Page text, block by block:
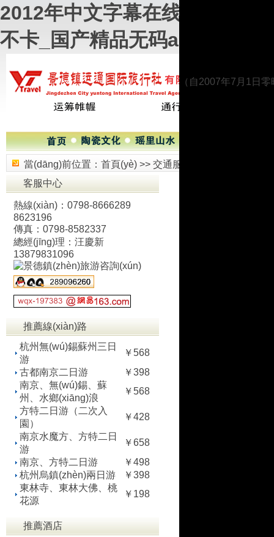
2012年中文字幕在线_99热国
不卡_国产精品无码a∨
當(dāng)前位置： 首頁(yè) >> 交通服務(wù)
客服中心
熱線(xiàn)：0798-8666289
8623196
傳真：0798-8582337
總經(jīng)理：汪慶新
13879831096
推薦線(xiàn)路
杭州無(wú)錫蘇州三日
游
￥568
古都南京二日游
￥398
南京、無(wú)錫、蘇
州、水鄉(xiāng)浪
￥568
方特二日游（二次入
園）
￥428
南京水魔方、方特二日
游
￥658
南京、方特二日游
￥498
杭州烏鎮(zhèn)兩日游
￥398
東林寺、東林大佛、桃
花源
￥198
推薦酒店
（自2007年7月1日